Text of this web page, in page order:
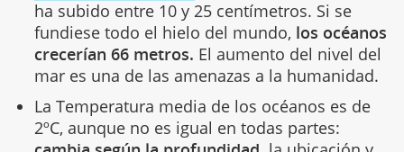
ha subido entre 10 y 25 centímetros. Si se
fundiese todo el hielo del mundo, los océanos
crecerían 66 metros. El aumento del nivel del
mar es una de las amenazas a la humanidad.
La Temperatura media de los océanos es de
2ºC, aunque no es igual en todas partes: